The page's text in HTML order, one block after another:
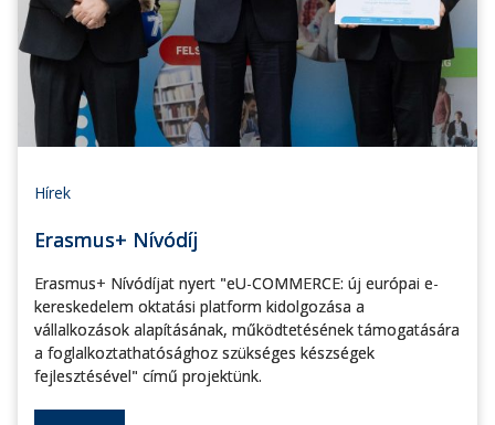
Hírek
Erasmus+ Nívódíj
Erasmus+ Nívódíjat nyert "eU-COMMERCE: új európai e-
kereskedelem oktatási platform kidolgozása a
vállalkozások alapításának, működtetésének támogatására
a foglalkoztathatósághoz szükséges készségek
fejlesztésével" című projektünk.